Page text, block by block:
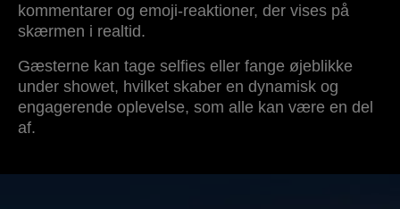
kommentarer og emoji-reaktioner, der vises på
skærmen i realtid.
Gæsterne kan tage selfies eller fange øjeblikke
under showet, hvilket skaber en dynamisk og
engagerende oplevelse, som alle kan være en del
af.